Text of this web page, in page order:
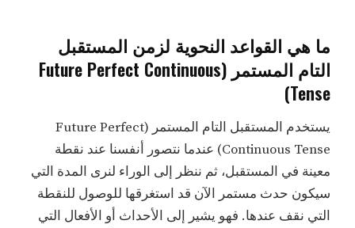
ما هي القواعد النحوية لزمن المستقبل
التام المستمر (Future Perfect Continuous
Tense)
يستخدم المستقبل التام المستمر (Future Perfect
Continuous Tense) عندما نتصور أنفسنا عند نقطة
معينة في المستقبل، ثم ننظر إلى الوراء لنرى المدة التي
سيكون حدث مستمر الآن قد استغرقها للوصول للنقطة
التي نقف عندها. فهو يشير إلى الأحداث أو الأفعال التي